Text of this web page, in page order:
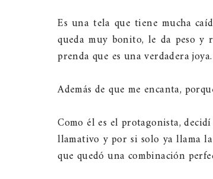
Es una tela que tiene mucha
queda muy bonito, le da peso
prenda que es una verdadera joya.
Además de que me encanta,
Como él es el protagonista,
llamativo y por si solo ya llama
que quedó una combinación